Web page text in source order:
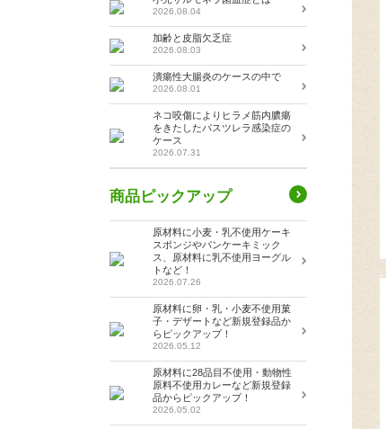
2026.08.04
加齢と皮脂欠乏症
2026.08.03
潰瘍性大腸炎のケースの中で
2026.08.01
ネコ咬傷によりヒラメ筋内膿瘍
をきたしたパスツレラ感染症の
ケース
2026.07.31
商品ピックアップ
原材料に小麦・乳不使用ケーキ
スポンジやパンケーキミック
ス、原材料に乳不使用ヨーグル
トなど！
2026.07.26
原材料に卵・乳・小麦不使用菓
子・デザートなど新規登録品か
らピックアップ！
2026.05.12
原材料に28品目不使用・動物性
原料不使用カレーなど新規登録
品からピックアップ！
2026.05.02